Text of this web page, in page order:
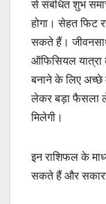
से संबंधित शुभ
होगा। सेहत फिट
सकते हैं।
ऑफिसियल यात्रा
बनाने के लिए
लेकर बड़ा फैसला
मिलेगी।
इन राशिफल के
सकते हैं और